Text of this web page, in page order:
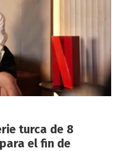
turca de 8
el fin de